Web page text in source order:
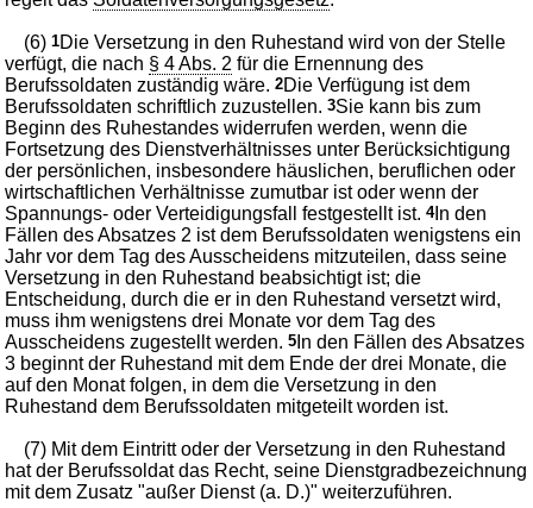
(6)1Die Versetzung in den Ruhestand wird von der Stelle
verfügt, die nach § 4 Abs. 2 für die Ernennung des
Berufssoldaten zuständig wäre.2Die Verfügung ist dem
Berufssoldaten schriftlich zuzustellen.3Sie kann bis zum
Beginn des Ruhestandes widerrufen werden, wenn die
Fortsetzung des Dienstverhältnisses unter Berücksichtigung
der persönlichen, insbesondere häuslichen, beruflichen oder
wirtschaftlichen Verhältnisse zumutbar ist oder wenn der
Spannungs- oder Verteidigungsfall festgestellt ist.4In den
Fällen des Absatzes 2 ist dem Berufssoldaten wenigstens ein
Jahr vor dem Tag des Ausscheidens mitzuteilen, dass seine
Versetzung in den Ruhestand beabsichtigt ist; die
Entscheidung, durch die er in den Ruhestand versetzt wird,
muss ihm wenigstens drei Monate vor dem Tag des
Ausscheidens zugestellt werden.5 In den Fällen des Absatzes
3 beginnt der Ruhestand mit dem Ende der drei Monate, die
auf den Monat folgen, in dem die Versetzung in den
Ruhestand dem Berufssoldaten mitgeteilt worden ist.
(7) Mit dem Eintritt oder der Versetzung in den Ruhestand
hat der Berufssoldat das Recht, seine Dienstgradbezeichnung
mit dem Zusatz "außer Dienst (a. D.)" weiterzuführen.